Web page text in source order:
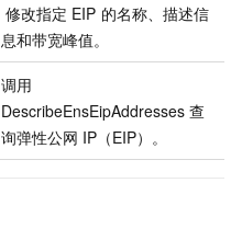
修改指定 EIP 的名称、描述信
息和带宽峰值。
调用
DescribeEnsEipAddresses 查
询弹性公网 IP（EIP）。